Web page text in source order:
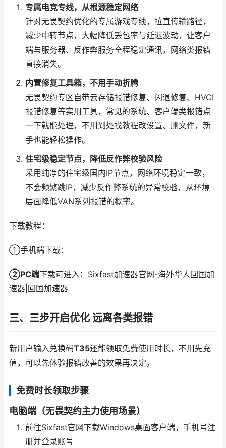
专属电竞专线，从根源稳定网络
针对无畏契约优化的专属游戏专线，拉直传输路径，
减少中转节点，大幅降低丢包率与延迟波动，让客户
端与服务器、反作弊服务全程稳定通讯，网络类报错
直接消失。
内置修复工具箱，不用手动折腾
无畏契约专区自带云存储报错修复、闪退修复、HVCI
报错修复等实用工具，常见的系统、客户端类报错点
一下就能处理，不用到处找教程改设置、删文件，新
手也能轻松操作。
住宅级稳定节点，降低反作弊校验风险
采用纯净的住宅级国内IP节点，网络环境稳定一致，
不会频繁跳IP，减少反作弊系统的异常校验，从环境
层面降低VAN系列报错的概率。
下载教程：
①手机端下载：
②PC端下载可进入： Sixfast加速器官网-海外华人回国加
速器|回国加速器
三、三步开启优化 远离各类报错
新用户输入兑换码T35还能领取免费使用时长，不用先充
值，可以先体验报错改善的效果再决定。
免费时长领取步骤
电脑端（无畏契约主力使用场景）
前往Sixfast官网下载Windows桌面客户端，手机号注
册并登录账号